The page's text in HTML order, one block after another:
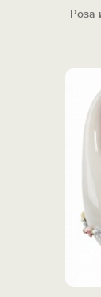
Роза